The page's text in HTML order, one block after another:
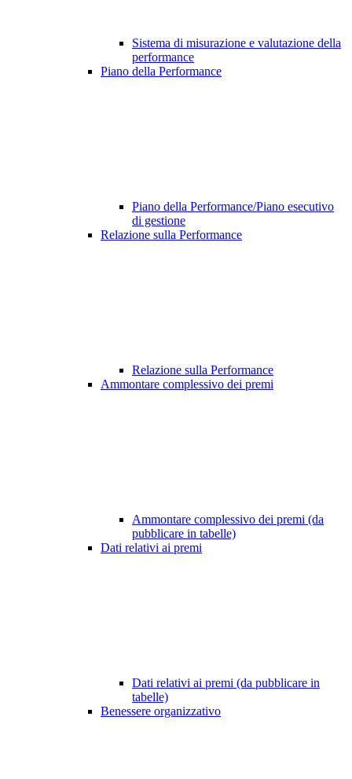
Sistema di misurazione e valutazione della
performance
Piano della Performance
Piano della Performance/Piano esecutivo
di gestione
Relazione sulla Performance
Relazione sulla Performance
Ammontare complessivo dei premi
Ammontare complessivo dei premi (da
pubblicare in tabelle)
Dati relativi ai premi
Dati relativi ai premi (da pubblicare in
tabelle)
Benessere organizzativo